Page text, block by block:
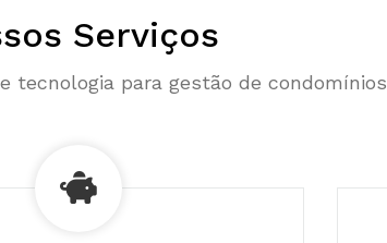
Serviços
tecnologia para gestão de condomínios